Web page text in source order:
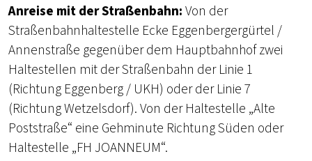
Anreise mit der Straßenbahn:Von der
Straßenbahnhaltestelle Ecke Eggenbergergürtel /
Annenstraße gegenüber dem Hauptbahnhof zwei
Haltestellen mit der Straßenbahn der Linie 1
(Richtung Eggenberg / UKH) oder der Linie 7
(Richtung Wetzelsdorf). Von der Haltestelle „Alte
Poststraße“ eine Gehminute Richtung Süden oder
Haltestelle „FH JOANNEUM“.